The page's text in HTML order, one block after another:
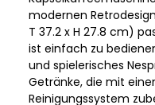
modernen
T 37.2 x H 27.8 cm)
ist einfach zu
und spielerisches
Getränke, die mit
Reinigungssystem